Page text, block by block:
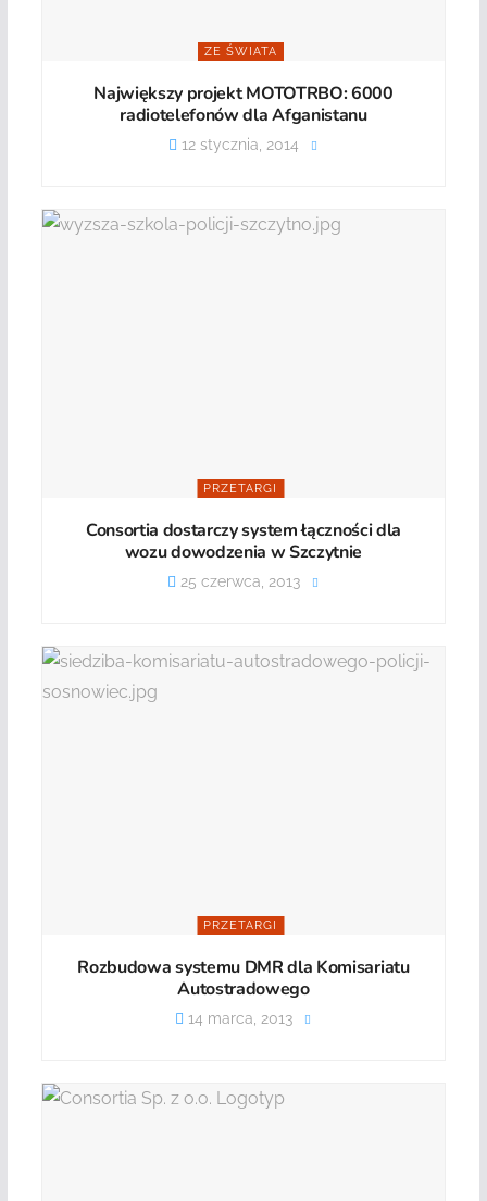
ZE ŚWIATA
Największy projekt MOTOTRBO: 6000
radiotelefonów dla Afganistanu
12 stycznia, 2014
PRZETARGI
Consortia dostarczy system łączności dla
wozu dowodzenia w Szczytnie
25 czerwca, 2013
PRZETARGI
Rozbudowa systemu DMR dla Komisariatu
Autostradowego
14 marca, 2013